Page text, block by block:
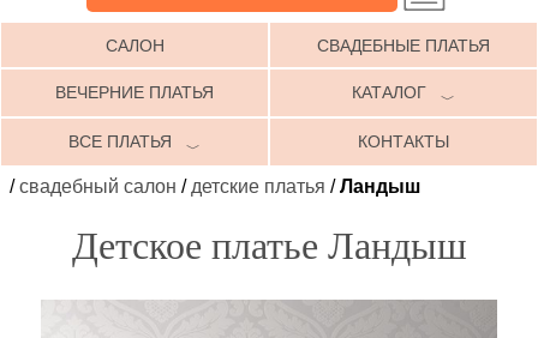
САЛОН СВАДЕБНЫЕ ПЛАТЬЯ
ВЕЧЕРНИЕ ПЛАТЬЯ КАТАЛОГ ﹀
ВСЕ ПЛАТЬЯ ﹀ КОНТАКТЫ
/свадебный салон / детские платья /Ландыш
Детское платье Ландыш